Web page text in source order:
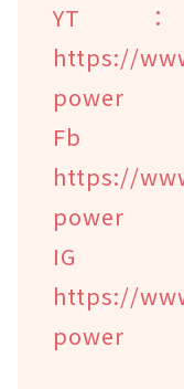
YT
https://
power
https://
power
https://
power